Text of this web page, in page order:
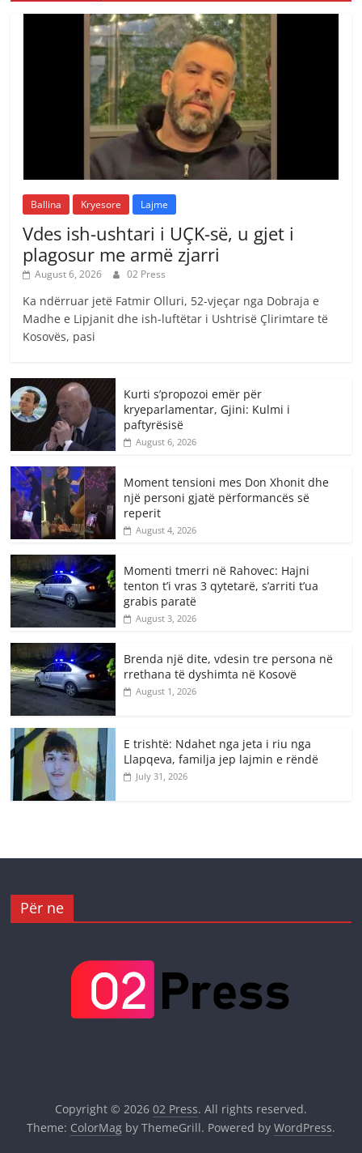
Ballina Kryesore Lajme
Vdes ish-ushtari i UÇK-së, u gjet i
plagosur me armë zjarri
August 6, 2026 02 Press
Ka ndërruar jetë Fatmir Olluri, 52-vjeçar nga Dobraja e
Madhe e Lipjanit dhe ish-luftëtar i Ushtrisë Çlirimtare të
Kosovës, pasi
Kurti s’propozoi emër për
kryeparlamentar, Gjini: Kulmi i
paftyrësisë
August 6, 2026
Moment tensioni mes Don Xhonit dhe
një personi gjatë përformancës së
reperit
August 4, 2026
Momenti tmerri në Rahovec: Hajni
tenton t’i vras 3 qytetarë, s’arriti t’ua
grabis paratë
August 3, 2026
Brenda një dite, vdesin tre persona në
rrethana të dyshimta në Kosovë
August 1, 2026
E trishtë: Ndahet nga jeta i riu nga
Llapqeva, familja jep lajmin e rëndë
July 31, 2026
Për ne
Copyright © 2026 02 Press. All rights reserved.
Theme: ColorMagby ThemeGrill. Powered by WordPress.